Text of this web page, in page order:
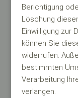
Berichtigung
Löschung
Einwilligung zur
können Sie
widerrufen.
bestimmten
Verarbeitung
verlangen.